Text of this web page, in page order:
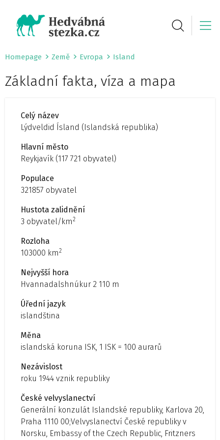
Homepage Země Evropa Island
Základní fakta, víza a mapa
Celý název
Lýdveldid Ísland (Islandská republika)
Hlavní město
Reykjavík (117 721 obyvatel)
Populace
321857 obyvatel
Hustota zalidnění
3 obyvatel/km2
Rozloha
103000 km2
Nejvyšší hora
Hvannadalshnúkur 2 110 m
Úřední jazyk
islandština
Měna
islandská koruna ISK, 1 ISK = 100 aurarů
Nezávislost
roku 1944 vznik republiky
České velvyslanectví
Generální konzulát Islandské republiky, Karlova 20,
Praha 1110 00;Velvyslanectví České republiky v
Norsku, Embassy of the Czech Republic, Fritzners